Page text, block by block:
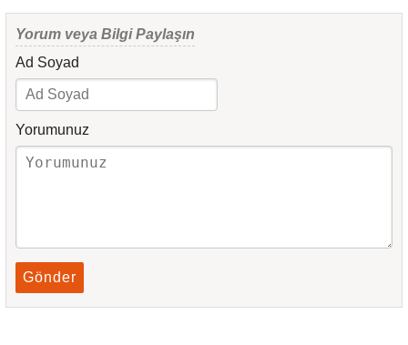
Yorum veya Bilgi Paylaşın
Ad Soyad
Yorumunuz
Gönder